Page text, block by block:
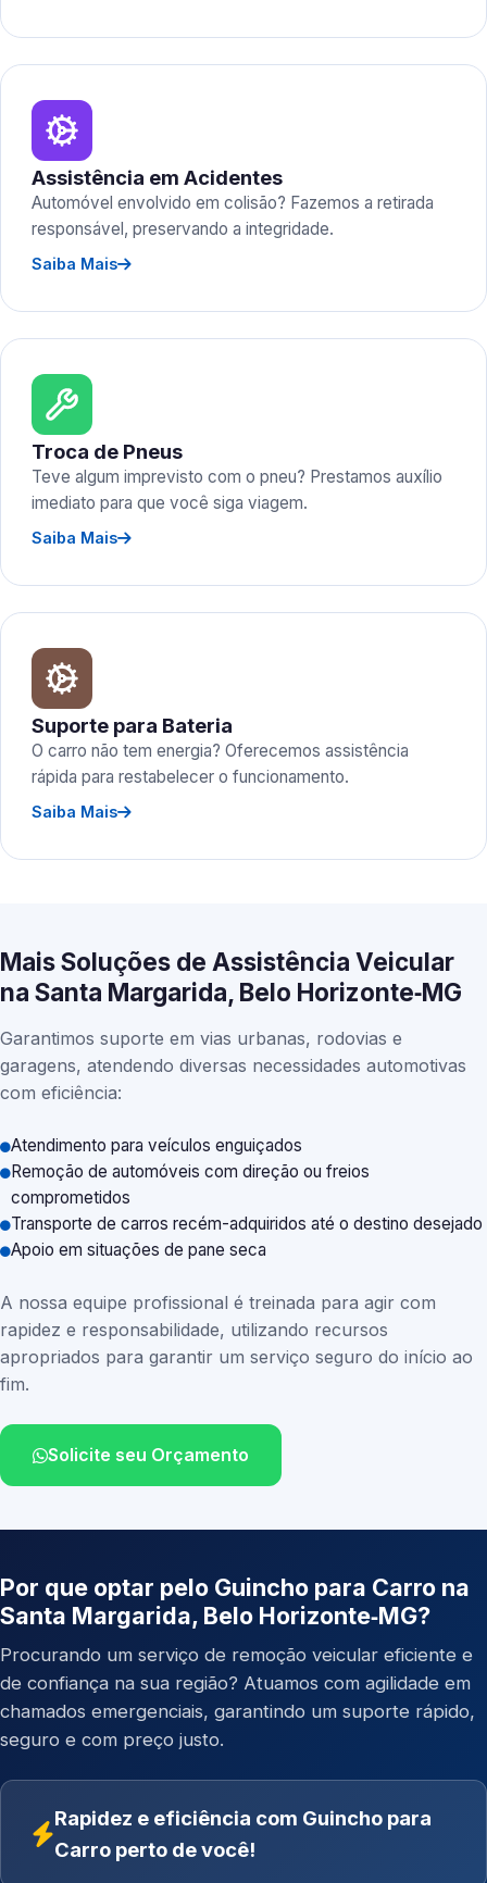
Assistência em Acidentes
Automóvel envolvido em colisão? Fazemos a retirada
responsável, preservando a integridade.
Saiba Mais
Troca de Pneus
Teve algum imprevisto com o pneu? Prestamos auxílio
imediato para que você siga viagem.
Saiba Mais
Suporte para Bateria
O carro não tem energia? Oferecemos assistência
rápida para restabelecer o funcionamento.
Saiba Mais
Mais Soluções de Assistência Veicular
na Santa Margarida, Belo Horizonte‑MG
Garantimos suporte em vias urbanas, rodovias e
garagens, atendendo diversas necessidades automotivas
com eficiência:
Atendimento para veículos enguiçados
Remoção de automóveis com direção ou freios
comprometidos
Transporte de carros recém-adquiridos até o destino desejado
Apoio em situações de pane seca
A nossa equipe profissional é treinada para agir com
rapidez e responsabilidade, utilizando recursos
apropriados para garantir um serviço seguro do início ao
fim.
Solicite seu Orçamento
Por que optar pelo Guincho para Carro na
Santa Margarida, Belo Horizonte‑MG?
Procurando um serviço de remoção veicular eficiente e
de confiança na sua região? Atuamos com agilidade em
chamados emergenciais, garantindo um suporte rápido,
seguro e com preço justo.
Rapidez e eficiência com Guincho para
Carro perto de você!